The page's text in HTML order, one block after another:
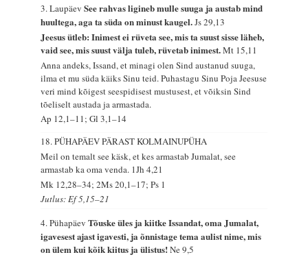
3. LaupäevSee rahvas ligineb mulle suuga ja austab mind
huultega, aga ta süda on minust kaugel.Js 29,13
Jeesus ütleb: Inimest ei rüveta see, mis ta suust sisse läheb,
vaid see, mis suust välja tuleb, rüvetab inimest.Mt 15,11
Anna andeks, Issand, et minagi olen Sind austanud suuga,
ilma et mu süda käiks Sinu teid. Puhastagu Sinu Poja Jeesuse
veri mind kõigest seespidisest mustusest, et võiksin Sind
tõeliselt austada ja armastada.
Ap 12,1–11; Gl 3,1–14
18. PÜHAPÄEV PÄRAST KOLMAINUPÜHA
Meil on temalt see käsk, et kes armastab Jumalat, see
armastab ka oma venda. 1Jh 4,21
Mk 12,28–34; 2Ms 20,1–17; Ps 1
Jutlus: Ef 5,15–21
4. PühapäevTõuske üles ja kiitke Issandat, oma Jumalat,
igavesest ajast igavesti, ja õnnistage tema aulist nime, mis
on ülem kui kõik kiitus ja ülistus!Ne 9,5